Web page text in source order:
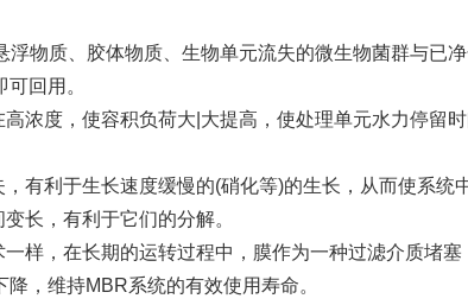
物质、胶体物质、生物单元流失的微生物菌群与已
可回用。
度，使容积负荷大|大提高，使处理单元水力停留
利于生长速度缓慢的(硝化等)的生长，从而使系统
长，有利于它们的分解。
，在长期的运转过程中，膜作为一种过滤介质堵塞
，维持MBR系统的有效使用寿命。